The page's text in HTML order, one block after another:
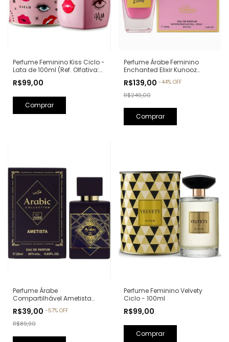
Perfume Feminino Kiss Ciclo -
Lata de 100ml (Ref. Olfativa:
R$99,00
Perfume Árabe Feminino
Enchanted Elixir Kunooz
100ml (Ref. Olfativa: Chance
Eau de Parfum Chanel)
R$139,00 -44% OFF
R$249,00
Perfume Árabe
Compartilhável Ametista
25ml (Ref. Olfativa: Bade'e Al
Oud Amethyst Lattafa)
R$39,00 -57% OFF
R$89,90
Perfume Feminino Velvety
Ciclo - 100ml
R$99,00